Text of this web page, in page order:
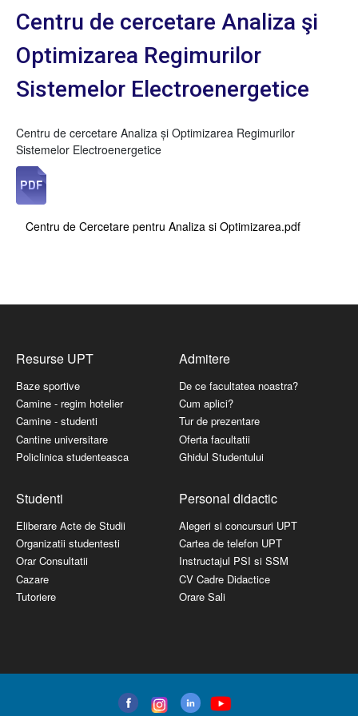
Centru de cercetare Analiza şi
Optimizarea Regimurilor
Sistemelor Electroenergetice
Centru de cercetare Analiza şi Optimizarea Regimurilor
Sistemelor Electroenergetice
Centru de Cercetare pentru Analiza si Optimizarea.pdf
Resurse UPT
Baze sportive
Camine - regim hotelier
Camine - studenti
Cantine universitare
Policlinica studenteasca
Admitere
De ce facultatea noastra?
Cum aplici?
Tur de prezentare
Oferta facultatii
Ghidul Studentului
Studenti
Eliberare Acte de Studii
Organizatii studentesti
Orar Consultatii
Cazare
Tutoriere
Personal didactic
Alegeri si concursuri UPT
Cartea de telefon UPT
Instructajul PSI si SSM
CV Cadre Didactice
Orare Sali